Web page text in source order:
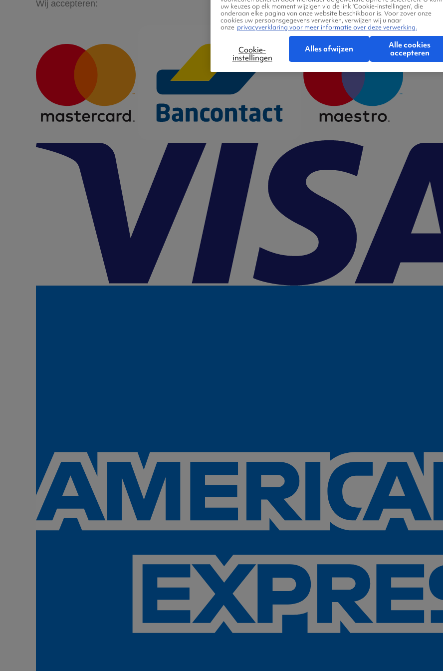
Wij accepteren:
uw keuzes op elk moment wijzigen via de link ‘Cookie-instellingen’, die
onderaan elke pagina van onze website beschikbaar is. Voor zover onze
cookies uw persoonsgegevens verwerken, verwijzen wij u naar
onze privacyverklaring voor meer informatie over deze verwerking.
Cookie-
instellingen
Alles afwijzen
Alle cookies
accepteren